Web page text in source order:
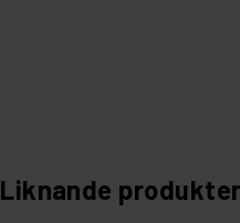
Liknande produkter